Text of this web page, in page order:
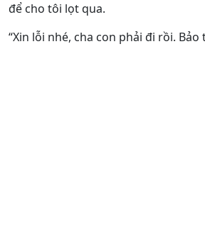
để cho tôi lọt qua.
“Xin lỗi nhé, cha con phải đi rồi. Bảo